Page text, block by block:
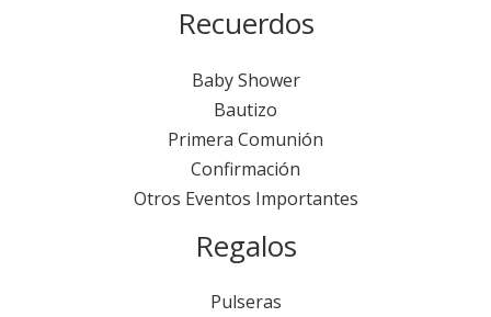
Recuerdos
Baby Shower
Bautizo
Primera Comunión
Confirmación
Otros Eventos Importantes
Regalos
Pulseras